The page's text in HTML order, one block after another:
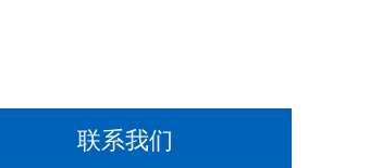
联系我们